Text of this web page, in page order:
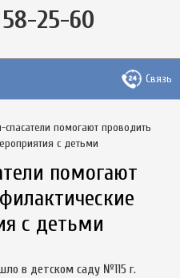
58-25-60
Связь
помогают проводить
с детьми
помогают
с детьми
в детском саду №115 г.